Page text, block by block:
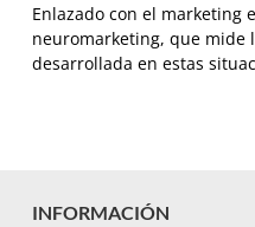
Enlazado con el marketing
neuromarketing, que mide
desarrollada en estas
INFORMACIÓN